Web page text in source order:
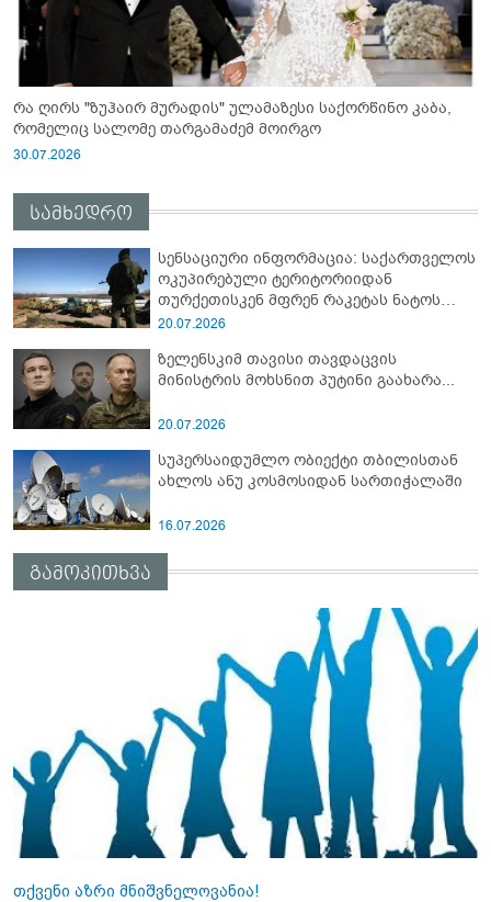
რა ღირს "ზუჰაირ მურადის" ულამაზესი საქორწინო კაბა,
რომელიც სალომე თარგამაძემ მოირგო
30.07.2026
სამხედრო
სენსაციური ინფორმაცია: საქართველოს
ოკუპირებული ტერიტორიიდან
თურქეთისკენ მფრენ რაკეტას ნატოს
სამიტი კინაღამ ჩაუშლია
20.07.2026
ზელენსკიმ თავისი თავდაცვის
მინისტრის მოხსნით პუტინი გაახარა...
20.07.2026
სუპერსაიდუმლო ობიექტი თბილისთან
ახლოს ანუ კოსმოსიდან სართიჭალაში
16.07.2026
გამოკითხვა
თქვენი აზრი მნიშვნელოვანია!